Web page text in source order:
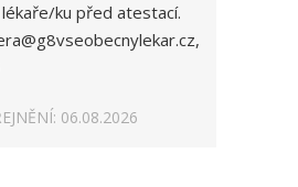
ku před atestací.
06.08.2026